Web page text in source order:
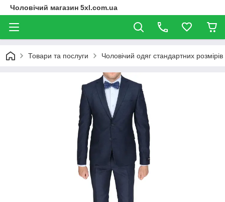
Чоловічий магазин 5xl.com.ua
Товари та послуги Чоловічий одяг стандартних розмірів